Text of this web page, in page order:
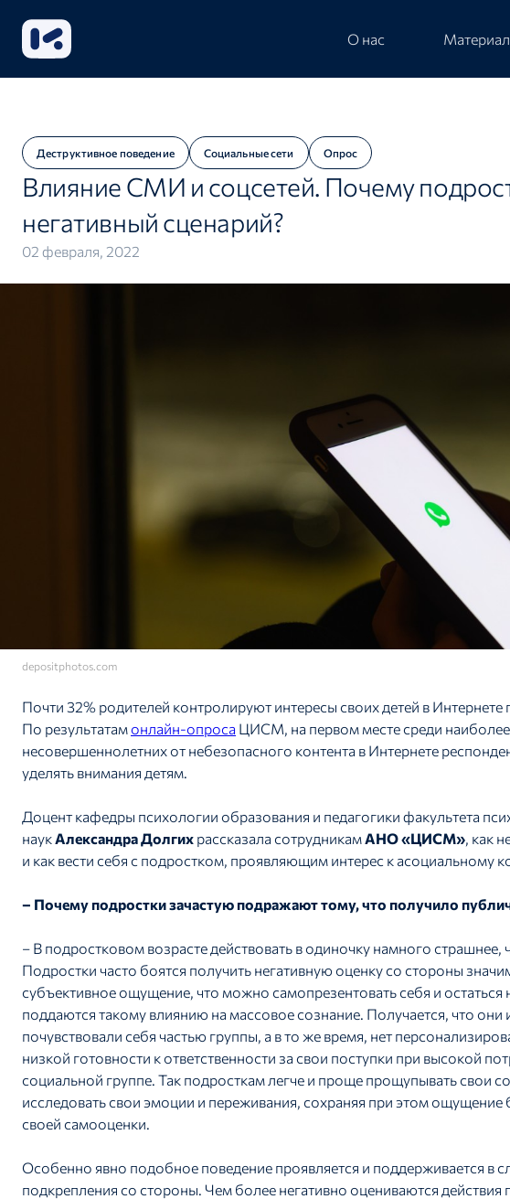
О нас
Деструктивное поведение Социальные сети Опрос
Влияние СМИ и соцсетей. Почему
негативный сценарий?
02 февраля, 2022
depositphotos.com
Почти 32% родителей контролируют интересы своих детей в
По результатамонлайн-опроса ЦИСМ, на первом месте среди
несовершеннолетних от небезопасного контента в Интернете
уделять внимания детям.
Доцент кафедры психологии образования и педагогики факультета
наукАлександра Долгих рассказала сотрудникамАНО «ЦИСМ», как
и как вести себя с подростком, проявляющим интерес к асоциальному
– Почему подростки зачастую подражают тому, что получило
– В подростковом возрасте действовать в одиночку намного
Подростки часто боятся получить негативную оценку со стороны
субъективное ощущение, что можно самопрезентовать себя и остаться
поддаются такому влиянию на массовое сознание. Получается, что
почувствовали себя частью группы, а в то же время, нет
низкой готовности к ответственности за свои поступки при высокой
социальной группе. Так подросткам легче и проще прощупывать свои
исследовать свои эмоции и переживания, сохраняя при этом ощущение
своей самооценки.
Особенно явно подобное поведение проявляется и поддерживается в
подкрепления со стороны. Чем более негативно оцениваются действия